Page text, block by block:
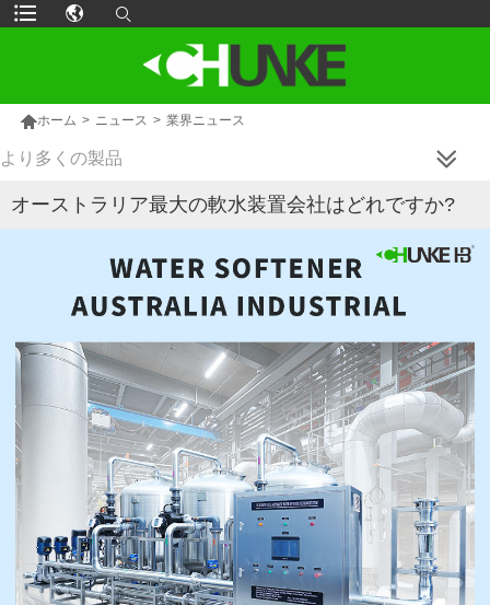
ホーム > ニュース > 業界ニュース
より多くの製品
オーストラリア最大の軟水装置会社はどれですか?